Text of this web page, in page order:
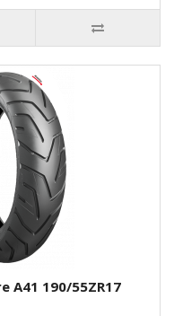
A41 190/55ZR17